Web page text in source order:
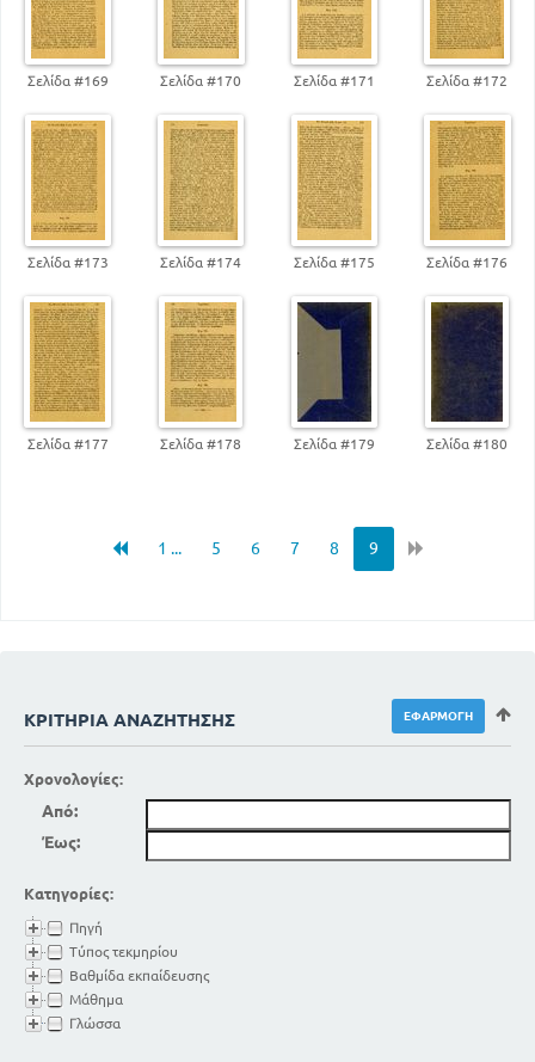
Σελίδα #169 Σελίδα #170 Σελίδα #171 Σελίδα #172
Σελίδα #173 Σελίδα #174 Σελίδα #175 Σελίδα #176
Σελίδα #177 Σελίδα #178 Σελίδα #179 Σελίδα #180
1 ... 5 6 7 8 9
ΚΡΙΤΉΡΙΑ ΑΝΑΖΉΤΗΣΗΣ
Χρονολογίες:
Από:
Έως:
Κατηγορίες:
Πηγή
Τύπος τεκμηρίου
Βαθμίδα εκπαίδευσης
Μάθημα
Γλώσσα